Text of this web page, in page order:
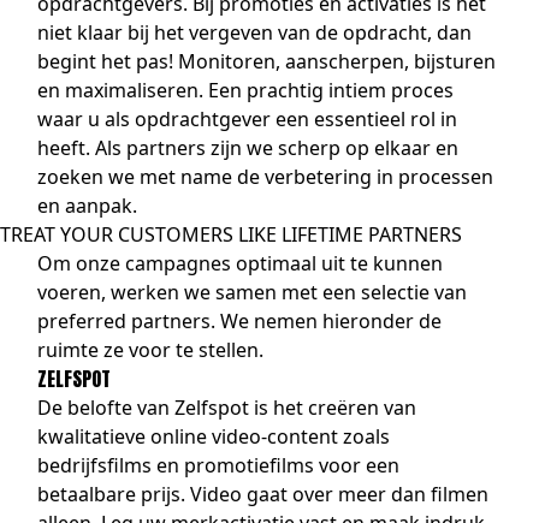
niet klaar bij het vergeven van de opdracht, dan
begint het pas! Monitoren, aanscherpen, bijsturen
en maximaliseren. Een prachtig intiem proces
waar u als opdrachtgever een essentieel rol in
heeft. Als partners zijn we scherp op elkaar en
zoeken we met name de verbetering in processen
en aanpak.
TREAT YOUR CUSTOMERS LIKE LIFETIME PARTNERS
Om onze campagnes optimaal uit te kunnen
voeren, werken we samen met een selectie van
preferred partners. We nemen hieronder de
ruimte ze voor te stellen.
ZELFSPOT
De belofte van Zelfspot is het creëren van
kwalitatieve online video-content zoals
bedrijfsfilms en promotiefilms voor een
betaalbare prijs. Video gaat over meer dan filmen